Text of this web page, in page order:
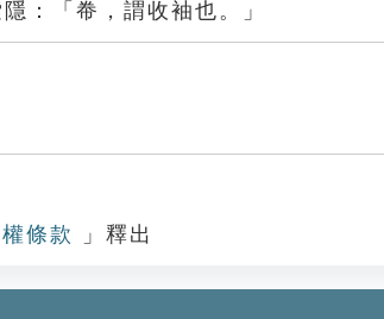
：「帣，謂收袖也。」
條款 」釋出